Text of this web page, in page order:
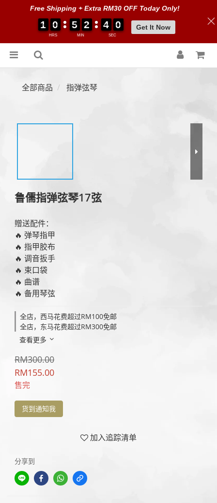
全部商品 指弹弦琴
鲁儒指弹弦琴17弦
贈送配件：
🔥 弹琴指甲
🔥 指甲胶布
🔥 调音扳手
🔥 束口袋
🔥 曲谱
🔥 备用琴弦
全店，西马花费超过RM100免邮
全店，东马花费超过RM300免邮
查看更多
RM300.00
RM155.00
售完
货到通知我
加入追踪清单
分享到
Free Shipping + Extra RM30 OFF Today Only!
HRS
1
1
1
1 0
0
0
0
MIN
5
5
5
5 2
2
2
2
SEC
4
4
4
4 0
0
0
0
0
0 Get It Now